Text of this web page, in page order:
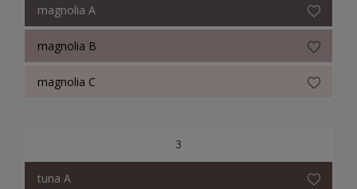
magnolia A
magnolia B
magnolia C
3
tuna A